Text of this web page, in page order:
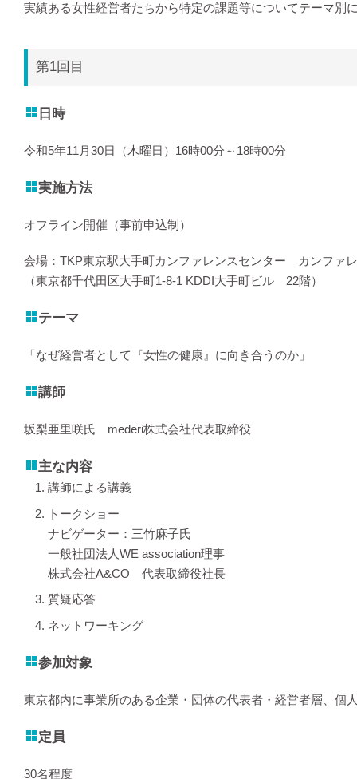
実績ある女性経営者たちから特定の課題等についてテーマ別
第1回目
日時
令和5年11月30日（木曜日）16時00分～18時00分
実施方法
オフライン開催（事前申込制）
会場：TKP東京駅大手町カンファレンスセンター カンファ
（東京都千代田区大手町1-8-1 KDDI大手町ビル 22階）
テーマ
「なぜ経営者として『女性の健康』に向き合うのか」
講師
坂梨亜里咲氏 mederi株式会社代表取締役
主な内容
講師による講義
トークショー
ナビゲーター：三竹麻子氏
一般社団法人WE association理事
株式会社A&CO 代表取締役社長
質疑応答
ネットワーキング
参加対象
東京都内に事業所のある企業・団体の代表者・経営者層、個
定員
30名程度